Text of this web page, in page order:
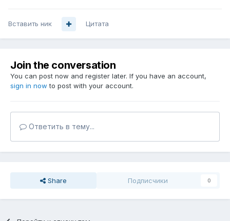
Вставить ник Цитата
Join the conversation
You can post now and register later. If you have an account,
sign in now to post with your account.
Ответить в тему...
Share Подписчики 0